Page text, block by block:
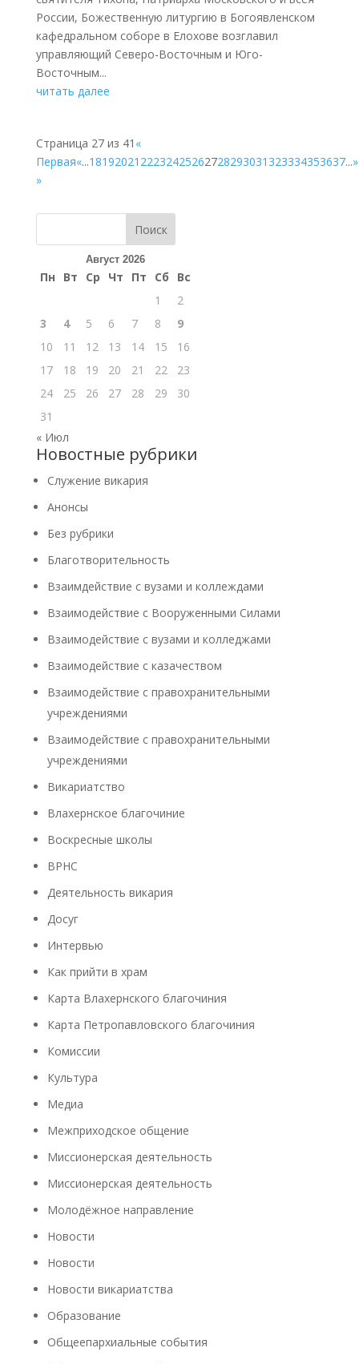
России, Божественную литургию в Богоявленском
кафедральном соборе в Елохове возглавил
управляющий Северо-Восточным и Юго-
Восточным...
читать далее
Страница 27 из 41 «
Первая«...18192021 22232425262728293031 323334353637...»
»
Поиск
Август 2026
Пн Вт Ср Чт Пт Сб
Вс
1
2
3
4 5 6 7 8
9
10
11 12 13 14 15
16
17
18 19 20 21 22
23
24
25 26 27 28 29
30
31
« Июл
Новостные рубрики
Cлужение викария
Анонсы
Без рубрики
Благотворительность
Взаимдействие с вузами и коллеждами
Взаимодействие с Вооруженными Силами
Взаимодействие с вузами и колледжами
Взаимодействие с казачеством
Взаимодействие с правохранительными
учреждениями
Взаимодействие с правохранительными
учреждениями
Викариатство
Влахернское благочиние
Воскресные школы
ВРНС
Деятельность викария
Досуг
Интервью
Как прийти в храм
Карта Влахернского благочиния
Карта Петропавловского благочиния
Комиссии
Культура
Медиа
Межприходское общение
Миссионерская деятельность
Миссионерская деятельность
Молодёжное направление
Новости
Новости
Новости викариатства
Образование
Общеепархиальные события